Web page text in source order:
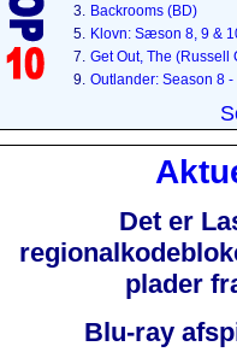
3. Backrooms (BD)
5. Klovn: Sæson 8, 9 &
7. Get Out, The (Russell
9. Outlander: Season 8
Det er
plader
Blu-ray